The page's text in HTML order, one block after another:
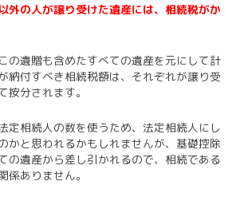
外の人が譲り受けた遺産には、相続税がか
の遺贈も含めたすべての遺産を元にして計
納付すべき相続税額は、それぞれが譲り受
按分されます。
定相続人の数を使うため、法定相続人にし
かと思われるかもしれませんが、基礎控除
の遺産から差し引かれるので、相続である
係ありません。